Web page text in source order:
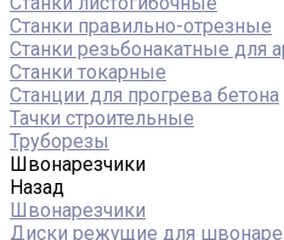
Станки правильно-отрезные
Станки резьбонакатные для
Станки токарные
Станции для прогрева бетона
Тачки строительные
Труборезы
Швонарезчики
Назад
Швонарезчики
Диски режущие для